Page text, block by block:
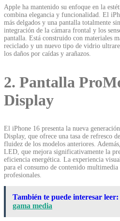
Apple ha mantenido su enfoque en la
combina elegancia y funcionalidad. El
más delgados y una pantalla totalmente
integración de la cámara frontal y los
pantalla. Está construido con materiales
reciclado y un nuevo tipo de vidrio
los daños por caídas y arañazos.
2. Pantalla
Display
El iPhone 16 presenta la nueva
Display, que ofrece una tasa de refresco
fluidez de los modelos anteriores.
LED, que mejora significativamente la
eficiencia energética. La experiencia
para el consumo de contenido multimedia
profesionales.
También te puede interesar leer:
gama media